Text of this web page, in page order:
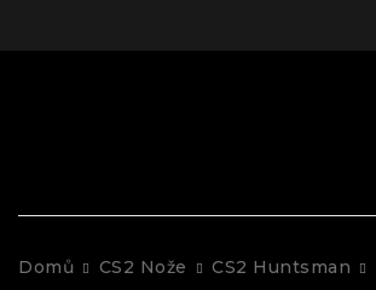
Domů CS2 Nože CS2 Huntsman